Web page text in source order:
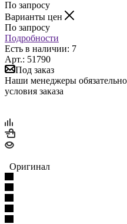
По запросу
Варианты цен
По запросу
Подробности
Есть в наличии: 7
Арт.: 51790
Под заказ
Наши менеджеры
условия заказа
Оригинал